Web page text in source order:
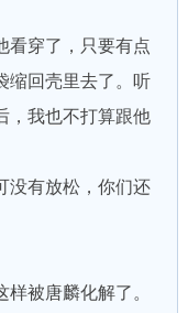
穿了，只要有点
缩回壳里去了。听
我也不打算跟他
有放松，你们还
被唐麟化解了。